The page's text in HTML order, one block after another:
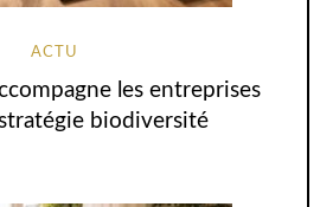
ACTU
les entreprises
biodiversité